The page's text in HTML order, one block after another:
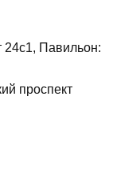
24с1, Павильон:
проспект